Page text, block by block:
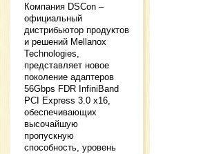
Компания DSCon –
официальный
дистрибьютор продуктов
и решений Mellanox
Technologies,
представляет новое
поколение адаптеров
56Gbps FDR InfiniBand
PCI Express 3.0 x16,
обеспечивающих
высочайшую
пропускную
способность, уровень